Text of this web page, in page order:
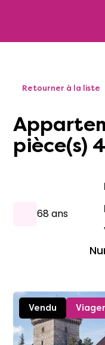
Retourner à la liste
Appartement Annecy 2
pièce(s)
68 ans
Vendu